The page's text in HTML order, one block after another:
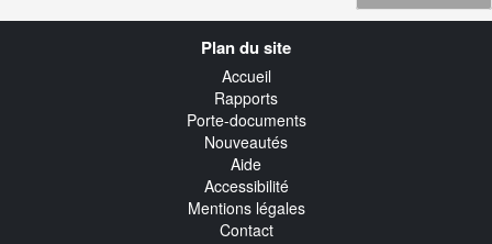
Plan du site
Accueil
Rapports
Porte-documents
Nouveautés
Aide
Accessibilité
Mentions légales
Contact